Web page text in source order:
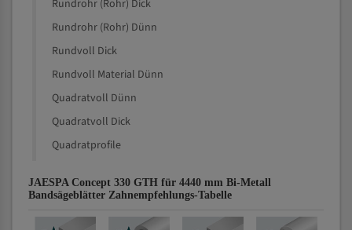
Rundrohr (Rohr) Dick
Rundrohr (Rohr) Dünn
Rundvoll Dick
Rundvoll Material Dünn
Quadratvoll Dünn
Quadratvoll Dick
Quadratprofile
JAESPA Concept 330 GTH für 4440 mm Bi-Metall
Bandsägeblätter Zahnempfehlungs-Tabelle